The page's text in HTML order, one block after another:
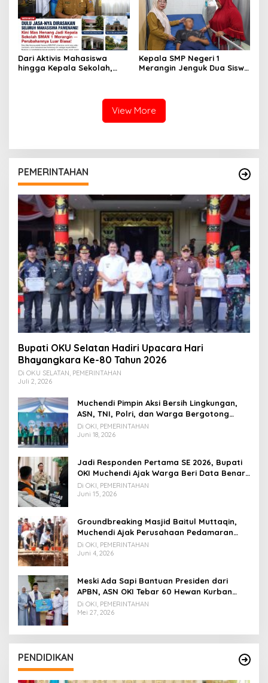
Dari Aktivis Mahasiswa
hingga Kepala Sekolah,
Kepala SMP Negeri 1
Merangin Jenguk Dua Siswa
terhadap Peserta Didik
View More
PEMERINTAHAN
Bupati OKU Selatan Hadiri Upacara Hari
Bhayangkara Ke-80 Tahun 2026
Di OKU SELATAN, PEMERINTAHAN
Juli 2, 2026
Muchendi Pimpin Aksi Bersih Lingkungan,
ASN, TNI, Polri, dan Warga Bergotong
Royong
Di OKI, PEMERINTAHAN
Juni 18, 2026
Jadi Responden Pertama SE 2026, Bupati
OKI Muchendi Ajak Warga Beri Data Benar
ke Petugas BPS
Di OKI, PEMERINTAHAN
Juni 15, 2026
Groundbreaking Masjid Baitul Muttaqin,
Muchendi Ajak Perusahaan Pedamaran
Timur Turut Bantu
Di OKI, PEMERINTAHAN
Juni 4, 2026
Meski Ada Sapi Bantuan Presiden dari
APBN, ASN OKI Tebar 60 Hewan Kurban
Tanpa Gunakan APBD
Di OKI, PEMERINTAHAN
Mei 27, 2026
PENDIDIKAN